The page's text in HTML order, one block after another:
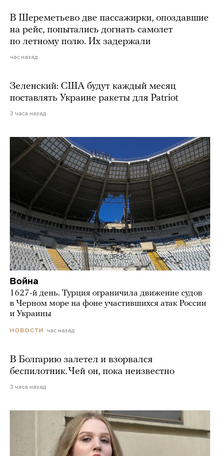
В Шереметьево две пассажирки, опоздавшие
на рейс, попытались догнать самолет
по летному полю. Их задержали
час назад
Зеленский: США будут каждый месяц
поставлять Украине ракеты для Patriot
3 часа назад
Война
1627-й день. Турция ограничила движение судов
в Черном море на фоне участившихся атак России
и Украины
НОВОСТИ час назад
В Болгарию залетел и взорвался
беспилотник. Чей он, пока неизвестно
3 часа назад